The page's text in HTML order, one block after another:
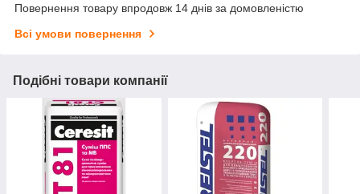
Повернення товару впродовж 14 днів за домовленістю
Всі умови повернення
Подібні товари компанії